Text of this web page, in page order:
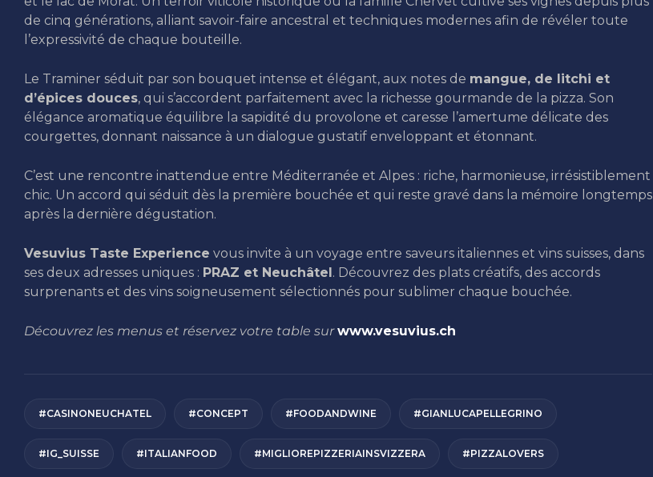
de cinq générations, alliant savoir-faire ancestral et techniques modernes afin de révéler toute
l’expressivité de chaque bouteille.
Le Traminer séduit par son bouquet intense et élégant, aux notes de mangue, de litchi et
d’épices douces, qui s’accordent parfaitement avec la richesse gourmande de la pizza. Son
élégance aromatique équilibre la sapidité du provolone et caresse l’amertume délicate des
courgettes, donnant naissance à un dialogue gustatif enveloppant et étonnant.
C’est une rencontre inattendue entre Méditerranée et Alpes : riche, harmonieuse, irrésistiblement
chic. Un accord qui séduit dès la première bouchée et qui reste gravé dans la mémoire longtemps
après la dernière dégustation.
Vesuvius Taste Experience vous invite à un voyage entre saveurs italiennes et vins suisses, dans
ses deux adresses uniques : PRAZ et Neuchâtel . Découvrez des plats créatifs, des accords
surprenants et des vins soigneusement sélectionnés pour sublimer chaque bouchée.
Découvrez les menus et réservez votre table sur www.vesuvius.ch
#CASINONEUCHATEL #CONCEPT #FOODANDWINE #GIANLUCAPELLEGRINO
#IG_SUISSE #ITALIANFOOD #MIGLIOREPIZZERIAINSVIZZERA #PIZZALOVERS